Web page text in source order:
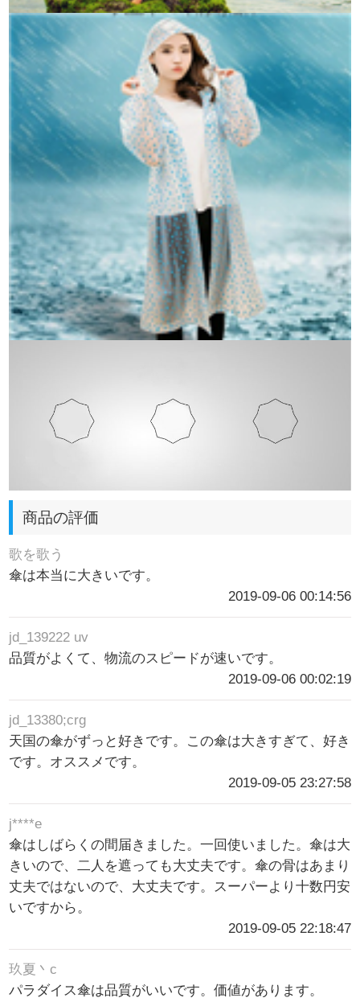
商品の評価
歌を歌う
傘は本当に大きいです。
2019-09-06 00:14:56
jd_139222 uv
品質がよくて、物流のスピードが速いです。
2019-09-06 00:02:19
jd_13380;crg
天国の傘がずっと好きです。この傘は大きすぎて、好き
です。オススメです。
2019-09-05 23:27:58
j****e
傘はしばらくの間届きました。一回使いました。傘は大
きいので、二人を遮っても大丈夫です。傘の骨はあまり
丈夫ではないので、大丈夫です。スーパーより十数円安
いですから。
2019-09-05 22:18:47
玖夏丶c
パラダイス傘は品質がいいです。価値があります。